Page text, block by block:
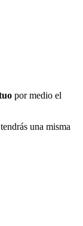
por medio el
una misma